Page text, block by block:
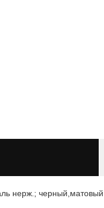
нерж.; черный,матовый